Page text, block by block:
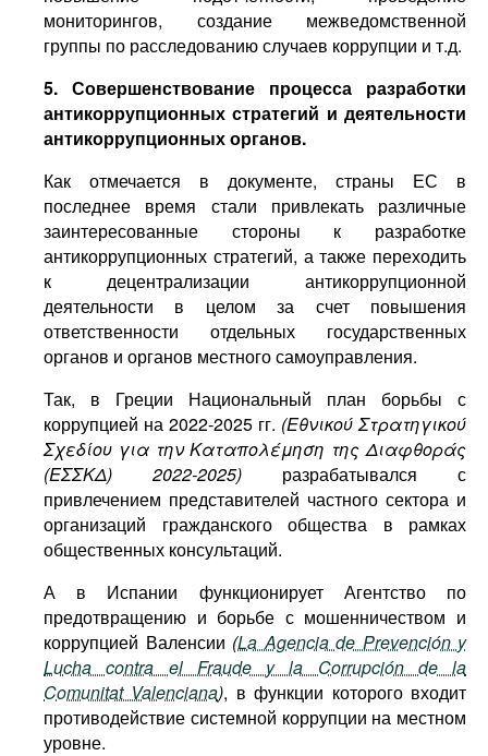
мониторингов, создание межведомственной
группы по расследованию случаев коррупции и т.д.
5. Совершенствование процесса разработки
антикоррупционных стратегий и деятельности
антикоррупционных органов.
Как отмечается в документе, страны ЕС в
последнее время стали привлекать различные
заинтересованные стороны к разработке
антикоррупционных стратегий, а также переходить
к децентрализации антикоррупционной
деятельности в целом за счет повышения
ответственности отдельных государственных
органов и органов местного самоуправления.
Так, в Греции Национальный план борьбы с
коррупцией на 2022-2025 гг. (Εθνικού Στρατηγικού
Σχεδίου για την Καταπολέμηση της Διαφθοράς
(ΕΣΣΚΔ) 2022-2025) разрабатывался с
привлечением представителей частного сектора и
организаций гражданского общества в рамках
общественных консультаций.
А в Испании функционирует Агентство по
предотвращению и борьбе с мошенничеством и
коррупцией Валенсии (La Agencia de Prevención y
Lucha contra el Fraude y la Corrupción de la
Comunitat Valenciana), в функции которого входит
противодействие системной коррупции на местном
уровне.